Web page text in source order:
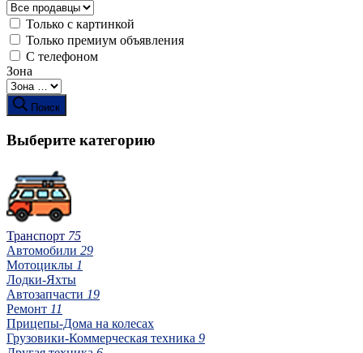
Только с картинкой
Только премиум объявления
С телефоном
Зона
Поиск
Выберите категорию
Транспорт 75
Автомобили 29
Мотоциклы 1
Лодки-Яхты
Автозапчасти 19
Ремонт 11
Прицепы-Дома на колесах
Грузовики-Коммерческая техника 9